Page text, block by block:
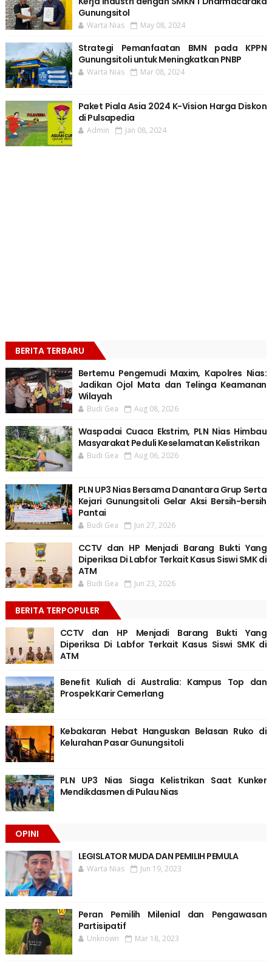
Gunungsitol
Warta Nias May 08, 2024
Strategi Pemanfaatan BMN pada KPPN
Gunungsitoli untuk Meningkatkan PNBP
Warta Nias Mar 08, 2024
Paket Piala Asia 2024 K-Vision Harga Diskon
di Pulsapedia
Admin Jan 08, 2024
BERITA TERBARU
Bertemu Pengemudi Maxim, Kapolres Nias:
Jadikan Ojol Mata dan Telinga Keamanan
Wilayah
Budi Gea Aug 08, 2026
Waspadai Cuaca Ekstrim, PLN Nias Himbau
Masyarakat Peduli Keselamatan Kelistrikan
Budi Gea Aug 06, 2026
PLN UP3 Nias Bersama Danantara Grup Serta
Kejari Gunungsitoli Gelar Aksi Bersih-bersih
Pantai
Budi Gea Jun 27, 2026
CCTV dan HP Menjadi Barang Bukti Yang
Diperiksa Di Labfor Terkait Kasus Siswi SMK di
ATM
Budi Gea Jun 23, 2026
BERITA TERPOPULER
CCTV dan HP Menjadi Barang Bukti Yang
Diperiksa Di Labfor Terkait Kasus Siswi SMK di
ATM
Benefit Kuliah di Australia: Kampus Top dan
Prospek Karir Cemerlang
Kebakaran Hebat Hanguskan Belasan Ruko di
Kelurahan Pasar Gunungsitoli
PLN UP3 Nias Siaga Kelistrikan Saat Kunker
Mendikdasmen di Pulau Nias
OPINI
LEGISLATOR MUDA DAN PEMILIH PEMULA
Warta Nias Jun 19, 2023
Peran Pemilih Milenial dan Pengawasan
Partisipatif
Unknown Mar 18, 2023